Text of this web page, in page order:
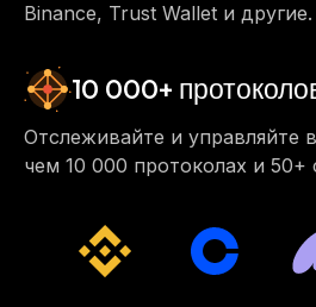
Binance, Trust Wallet и другие.
10 000+
Отслеживайте и управляйте
чем 10 000 протоколах и 50+